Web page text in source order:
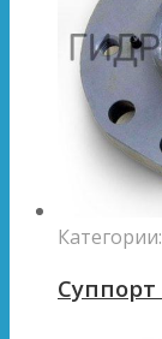
Категории:
Суппорт